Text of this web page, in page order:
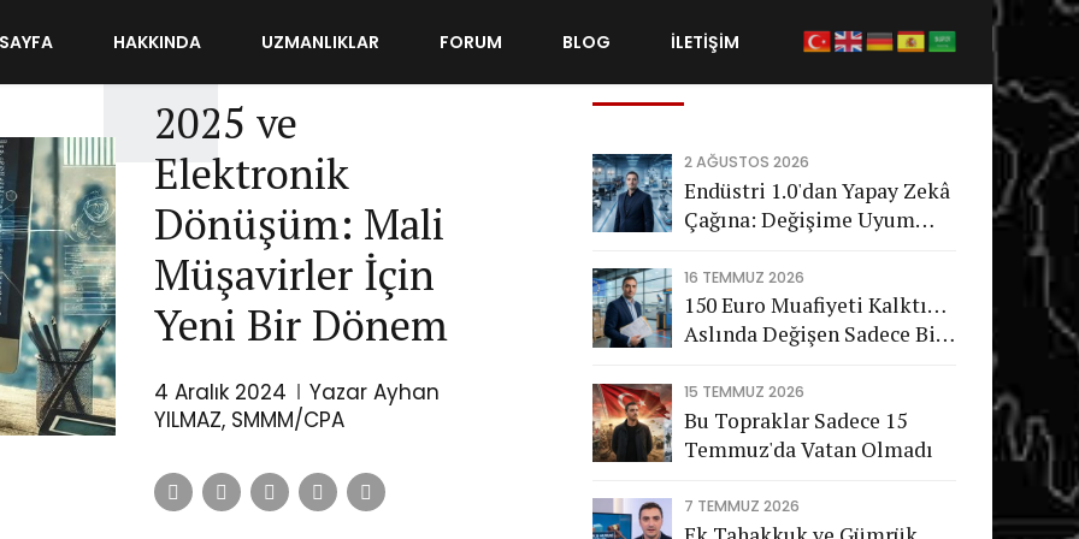
HAKKINDA UZMANLIKLAR FORUM BLOG İLETİŞİM
2025 ve
Elektronik
Dönüşüm: Mali
Müşavirler İçin
Yeni Bir Dönem
4 Aralık 2024
Yazar Ayhan
YILMAZ, SMMM/CPA
Son Gönderiler
2 AĞUSTOS 2026
Endüstri 1.0'dan Yapay Zekâ
Çağına: Değişime Uyum
Nasıl Bir Gelecek Bekliyor?
16 TEMMUZ 2026
150 Euro Muafiyeti Kalktı…
Aslında Değişen Sadece Bir
15 TEMMUZ 2026
Bu Topraklar Sadece 15
Temmuz'da Vatan Olmadı
7 TEMMUZ 2026